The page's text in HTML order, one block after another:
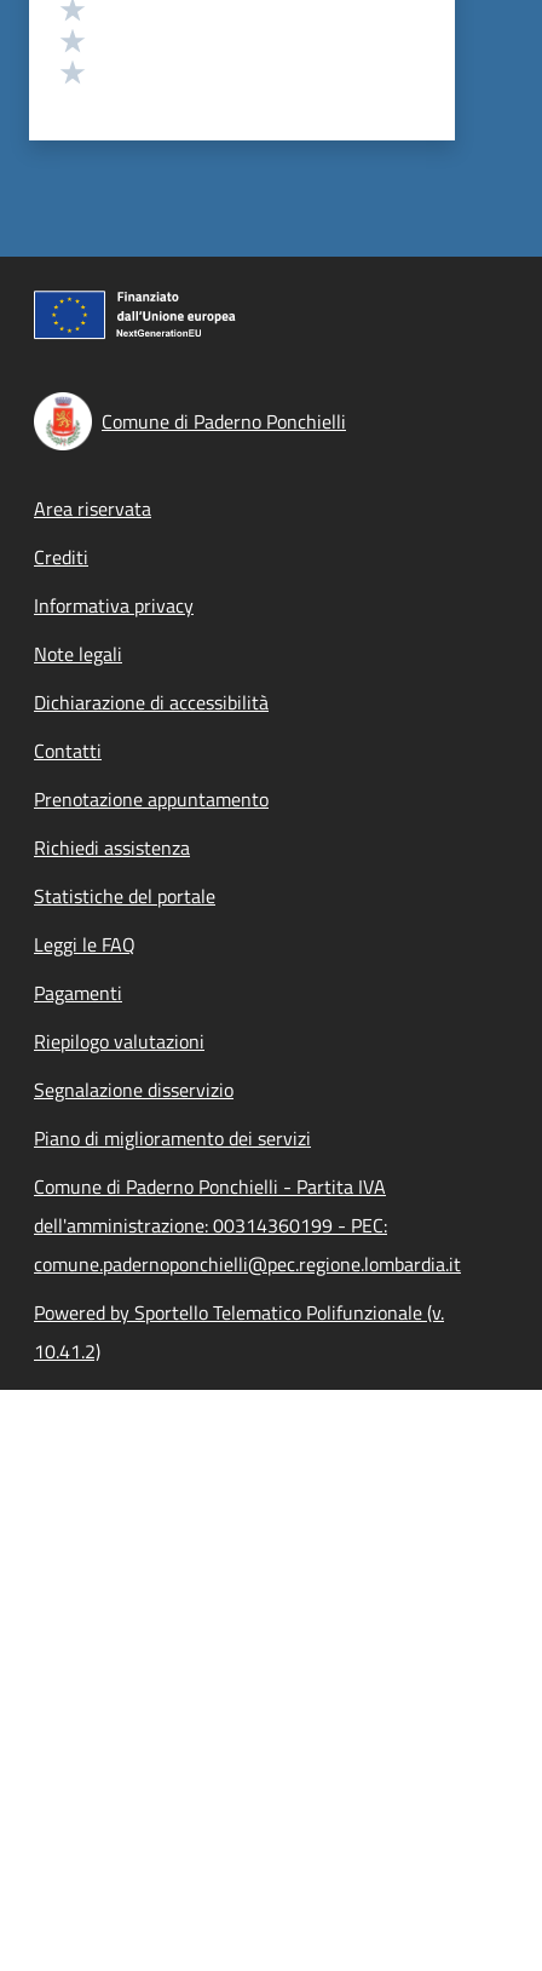
Comune di Paderno Ponchielli
Footer menu
Area riservata
Crediti
Informativa privacy
Note legali
Dichiarazione di accessibilità
Contatti
Prenotazione appuntamento
Richiedi assistenza
Statistiche del portale
Leggi le FAQ
Pagamenti
Riepilogo valutazioni
Segnalazione disservizio
Piano di miglioramento dei servizi
Comune di Paderno Ponchielli - Partita IVA
dell'amministrazione: 00314360199 - PEC:
comune.padernoponchielli@pec.regione.lombardia.it
Powered by Sportello Telematico Polifunzionale (v.
10.41.2)